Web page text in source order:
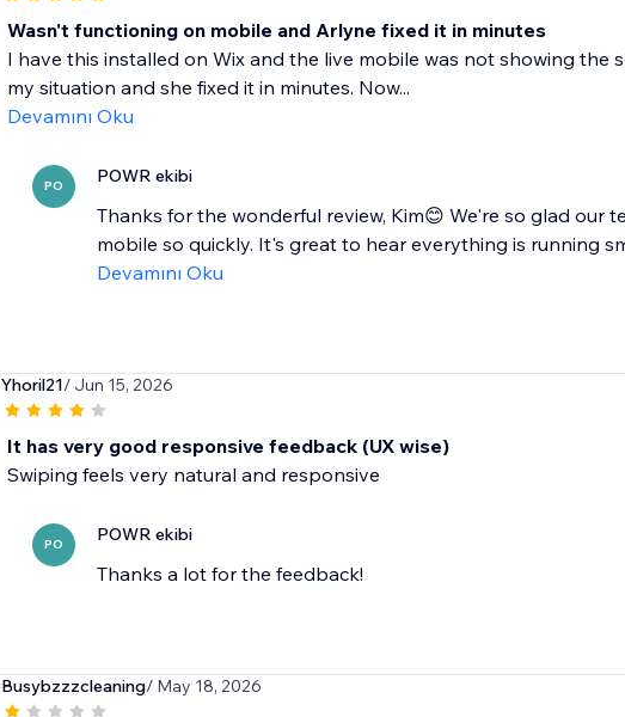
Wasn't functioning on mobile and Arlyne fixed it in minutes
I have this installed on Wix and the live mobile was not showing the
my situation and she fixed it in minutes. Now...
Devamını Oku
PO POWR ekibi
Thanks for the wonderful review, Kim😊 We're so glad our
mobile so quickly. It's great to hear everything is running
Devamını Oku
Yhoril21/ Jun 15, 2026
It has very good responsive feedback (UX wise)
Swiping feels very natural and responsive
PO POWR ekibi
Thanks a lot for the feedback!
Busybzzzcleaning/ May 18, 2026